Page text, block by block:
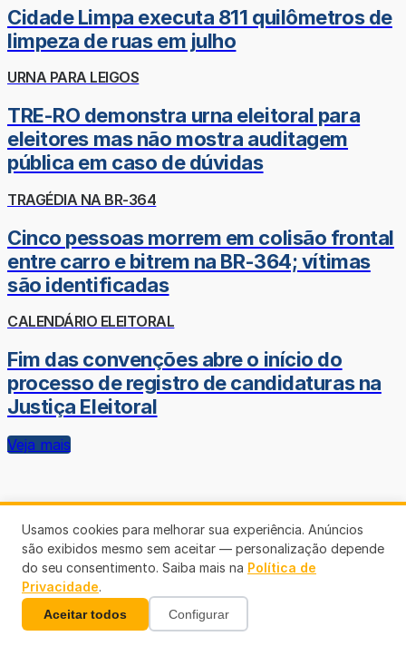
Cidade Limpa executa 811 quilômetros de
limpeza de ruas em julho
URNA PARA LEIGOS
TRE-RO demonstra urna eleitoral para
eleitores mas não mostra auditagem
pública em caso de dúvidas
TRAGÉDIA NA BR-364
Cinco pessoas morrem em colisão frontal
entre carro e bitrem na BR-364; vítimas
são identificadas
CALENDÁRIO ELEITORAL
Fim das convenções abre o início do
processo de registro de candidaturas na
Justiça Eleitoral
Veja mais
Usamos cookies para melhorar sua experiência. Anúncios
são exibidos mesmo sem aceitar — personalização depende
do seu consentimento. Saiba mais na Política de
Privacidade.
Aceitar todos Configurar